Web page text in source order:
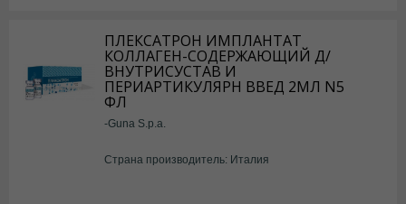
ПЛЕКСАТРОН ИМПЛАНТАТ
КОЛЛАГЕН-СОДЕРЖАЮЩИЙ Д/
ВНУТРИСУСТАВ И
ПЕРИАРТИКУЛЯРН ВВЕД 2МЛ N5
ФЛ
-Guna S.p.a.
Страна производитель: Италия